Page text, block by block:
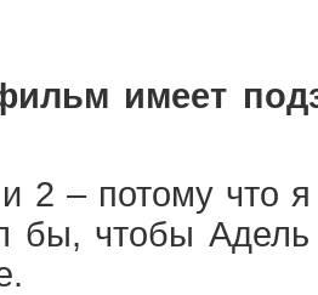
имеет
2 – потому что
бы, чтобы